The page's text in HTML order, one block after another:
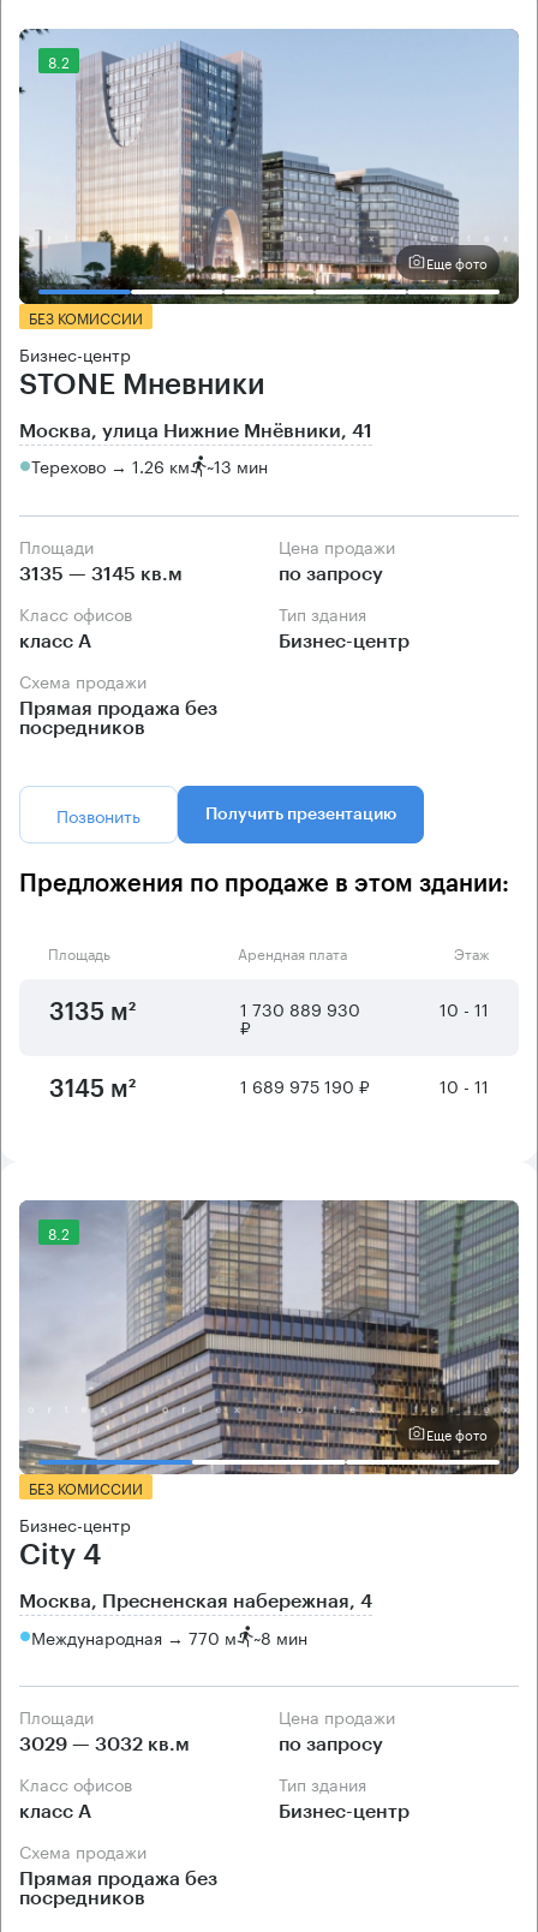
8.2
Еще фото
БЕЗ КОМИССИИ
Бизнес-центр
STONE Мневники
Москва, улица Нижние Мнёвники, 41
Терехово → 1.26 км ~13 мин
Площади
3135 — 3145 кв.м
Цена продажи
по запросу
Класс офисов
класс А
Тип здания
Бизнес-центр
Схема продажи
Прямая продажа без
посредников
Позвонить Получить презентацию
Предложения по продаже в этом здании:
Площадь Арендная плата Этаж
3135 м² 1 730 889 930
₽
10 - 11
3145 м² 1 689 975 190 ₽ 10 - 11
8.2
Еще фото
БЕЗ КОМИССИИ
Бизнес-центр
City 4
Москва, Пресненская набережная, 4
Международная → 770 м ~8 мин
Площади
3029 — 3032 кв.м
Цена продажи
по запросу
Класс офисов
класс А
Тип здания
Бизнес-центр
Схема продажи
Прямая продажа без
посредников